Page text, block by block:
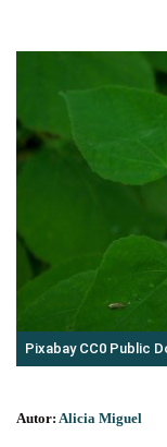
Pixabay CC0 Public
Autor: Alicia Miguel